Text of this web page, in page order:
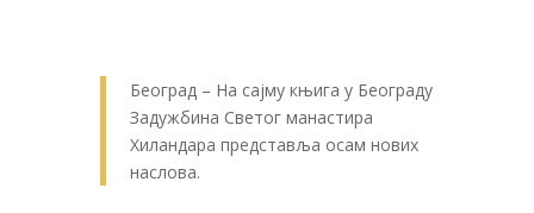
Београд – На сајму књига у Београду
Задужбина Светог манастира
Хиландара представља осам нових
наслова.